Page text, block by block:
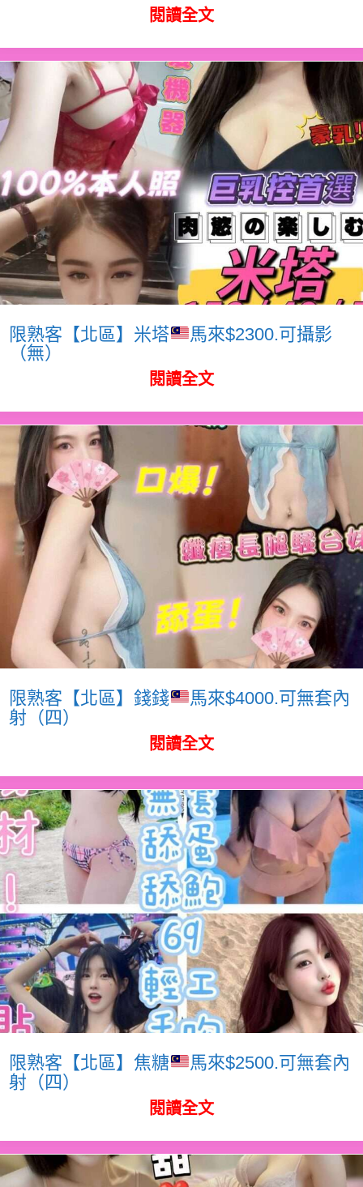
閱讀全文
限熟客【北區】米塔
馬來$2300.可攝影
（無）
閱讀全文
限熟客【北區】錢錢
馬來$4000.可無套內
射（四）
閱讀全文
限熟客【北區】焦糖
馬來$2500.可無套內
射（四）
閱讀全文